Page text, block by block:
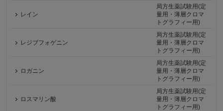
レイン
局方生薬試験用(定
量用・薄層クロマ
トグラフィー用)
レジブフォゲニン
局方生薬試験用(定
量用・薄層クロマ
トグラフィー用)
ロガニン
局方生薬試験用(定
量用・薄層クロマ
トグラフィー用)
ロスマリン酸
局方生薬試験用(定
量用・薄層クロマ
トグラフィー用)